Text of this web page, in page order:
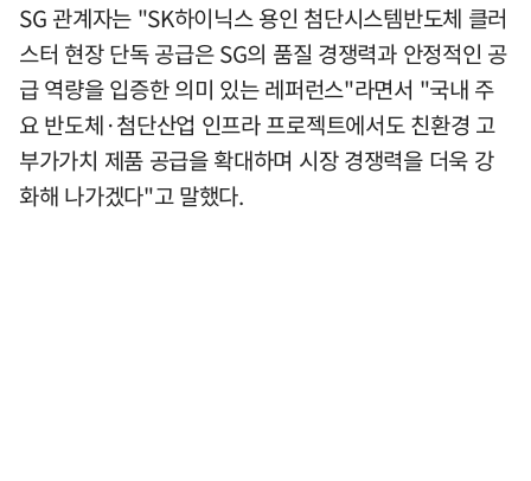
SG 관계자는 "SK하이닉스 용인 첨단시스템반도체 클러
스터 현장 단독 공급은 SG의 품질 경쟁력과 안정적인 공
급 역량을 입증한 의미 있는 레퍼런스"라면서 "국내 주
요 반도체·첨단산업 인프라 프로젝트에서도 친환경 고
부가가치 제품 공급을 확대하며 시장 경쟁력을 더욱 강
화해 나가겠다"고 말했다.